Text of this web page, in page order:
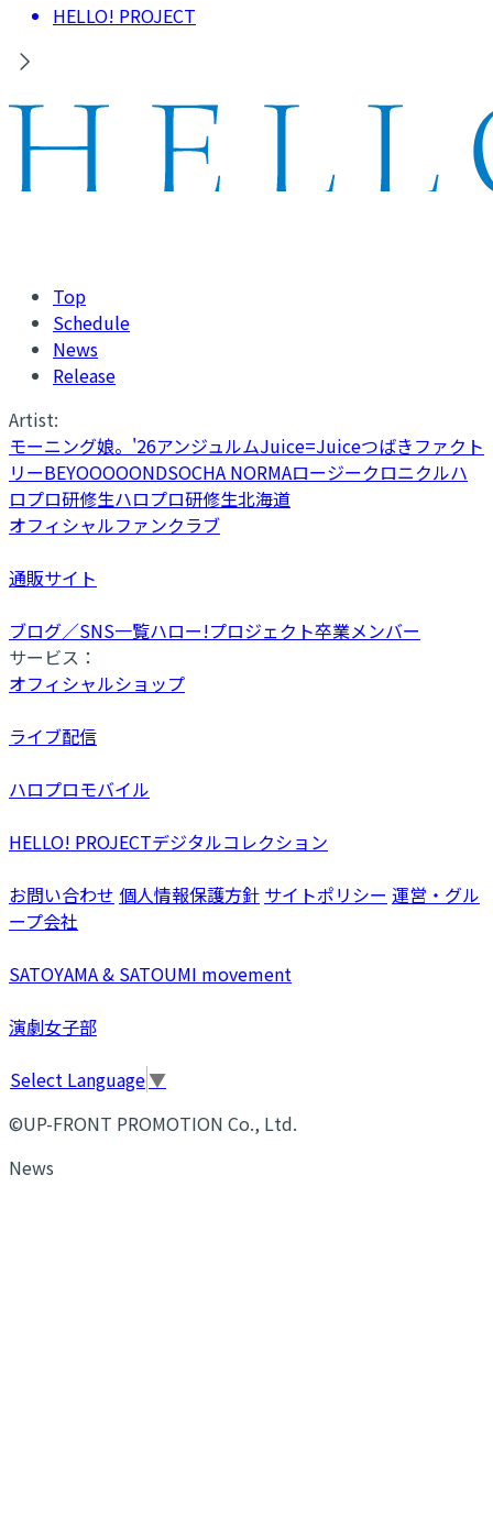
HELLO! PROJECT
Top
Schedule
News
Release
Artist:
モーニング娘。'26アンジュルムJuice=Juiceつばきファクト
リーBEYOOOOONDSOCHA NORMAロージークロニクルハ
ロプロ研修生ハロプロ研修生北海道
オフィシャルファンクラブ
通販サイト
ブログ／SNS一覧ハロー!プロジェクト卒業メンバー
サービス：
オフィシャルショップ
ライブ配信
ハロプロモバイル
HELLO! PROJECTデジタルコレクション
お問い合わせ 個人情報保護方針 サイトポリシー 運営・グル
ープ会社
SATOYAMA & SATOUMI movement
演劇女子部
Select Language▼
©UP-FRONT PROMOTION Co., Ltd.
News